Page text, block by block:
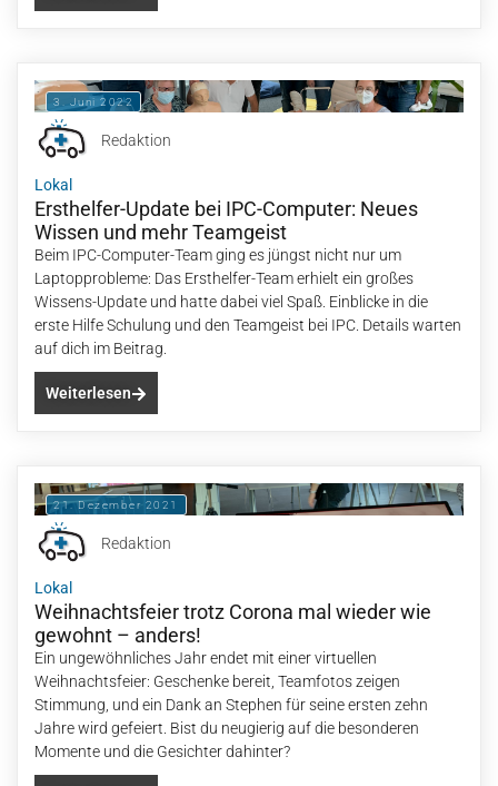
3. Juni 2022
Redaktion
Lokal
Ersthelfer-Update bei IPC-Computer: Neues
Wissen und mehr Teamgeist
Beim IPC-Computer-Team ging es jüngst nicht nur um
Laptopprobleme: Das Ersthelfer-Team erhielt ein großes
Wissens-Update und hatte dabei viel Spaß. Einblicke in die
erste Hilfe Schulung und den Teamgeist bei IPC. Details warten
auf dich im Beitrag.
Weiterlesen
21. Dezember 2021
Redaktion
Lokal
Weihnachtsfeier trotz Corona mal wieder wie
gewohnt – anders!
Ein ungewöhnliches Jahr endet mit einer virtuellen
Weihnachtsfeier: Geschenke bereit, Teamfotos zeigen
Stimmung, und ein Dank an Stephen für seine ersten zehn
Jahre wird gefeiert. Bist du neugierig auf die besonderen
Momente und die Gesichter dahinter?